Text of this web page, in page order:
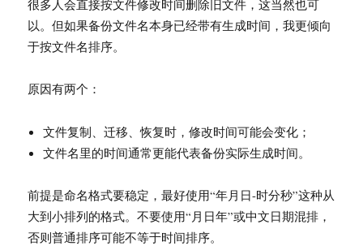
很多人会直接按文件修改时间删除旧文件，这当然也可
以。但如果备份文件名本身已经带有生成时间，我更倾向
于按文件名排序。
原因有两个：
文件复制、迁移、恢复时，修改时间可能会变化；
文件名里的时间通常更能代表备份实际生成时间。
前提是命名格式要稳定，最好使用“年月日-时分秒”这种从
大到小排列的格式。不要使用“月日年”或中文日期混排，
否则普通排序可能不等于时间排序。